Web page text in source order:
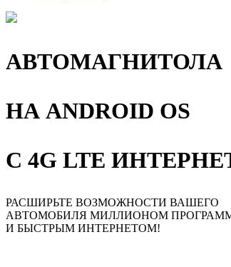
АВТОМАГНИТОЛА
НА ANDROID OS
С 4G LTE
РАСШИРЬТЕ ВОЗМОЖНОСТИ ВАШЕГО
АВТОМОБИЛЯ МИЛЛИОНОМ
И БЫСТРЫМ ИНТЕРНЕТОМ!